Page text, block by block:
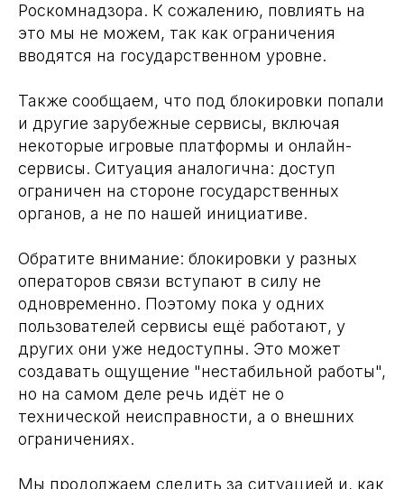
Роскомнадзора. К сожалению, повлиять на
это мы не можем, так как ограничения
вводятся на государственном уровне.
Также сообщаем, что под блокировки попали
и другие зарубежные сервисы, включая
некоторые игровые платформы и онлайн-
сервисы. Ситуация аналогична: доступ
ограничен на стороне государственных
органов, а не по нашей инициативе.
Обратите внимание: блокировки у разных
операторов связи вступают в силу не
одновременно. Поэтому пока у одних
пользователей сервисы ещё работают, у
других они уже недоступны. Это может
создавать ощущение "нестабильной работы",
но на самом деле речь идёт не о
технической неисправности, а о внешних
ограничениях.
Мы продолжаем следить за ситуацией и, как